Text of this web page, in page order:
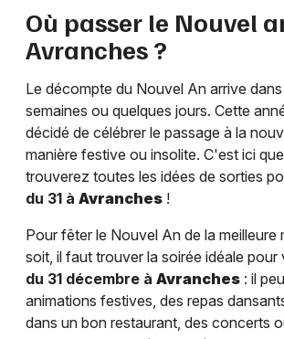
Où passer le Nouvel
Avranches ?
Le décompte du Nouvel An arrive
semaines ou quelques jours. Cette
décidé de célébrer le passage à la
manière festive ou insolite. C'est ici
trouverez toutes les idées de sorties
du 31 à Avranches !
Pour fêter le Nouvel An de la meilleure
soit, il faut trouver la soirée idéale pour
du 31 décembre à Avranches : il
animations festives, des repas
dans un bon restaurant, des concerts